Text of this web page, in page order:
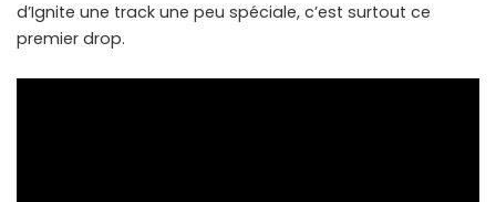
d’Ignite une track une peu spéciale, c’est surtout ce
premier drop.